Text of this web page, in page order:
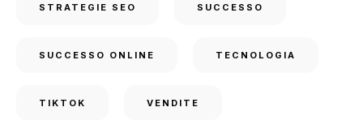
STRATEGIE SEO SUCCESSO
SUCCESSO ONLINE TECNOLOGIA
TIKTOK VENDITE